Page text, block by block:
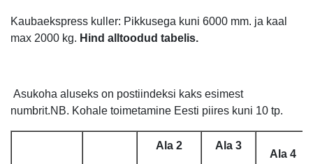
Kaubaekspress kuller: Pikkusega kuni 6000 mm. ja kaal
max 2000 kg. Hind alltoodud tabelis.
Asukoha aluseks on postiindeksi kaks esimest
numbrit.NB. Kohale toimetamine Eesti piires kuni 10 tp.
Ala 2 Ala 3
Ala 4